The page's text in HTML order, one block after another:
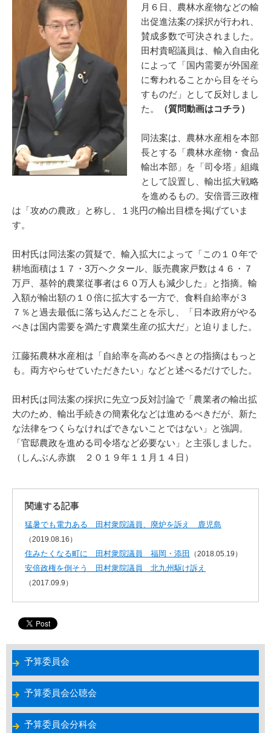
月６日、農林水産物などの輸
出促進法案の採択が行われ、
賛成多数で可決されました。
田村貴昭議員は、輸入自由化
によって「国内需要が外国産
に奪われることから目をそら
すものだ」として反対しまし
た。
（質問動画はコチラ）
同法案は、農林水産相を本部
長とする「農林水産物・食品
輸出本部」を「司令塔」組織
として設置し、輸出拡大戦略
を進めるもの。安倍晋三政権
は「攻めの農政」と称し、１兆円の輸出目標を掲げていま
す。
田村氏は同法案の質疑で、輸入拡大によって「この１０年で
耕地面積は１７・3万ヘクタール、販売農家戸数は４６・７
万戸、基幹的農業従事者は６０万人も減少した」と指摘。輸
入額が輸出額の１０倍に拡大する一方で、食料自給率が３
７％と過去最低に落ち込んだことを示し、「日本政府がやる
べきは国内需要を満たす農業生産の拡大だ」と迫りました。
江藤拓農林水産相は「自給率を高めるべきとの指摘はもっと
も。両方やらせていただきたい」などと述べるだけでした。
田村氏は同法案の採択に先立つ反対討論で「農業者の輸出拡
大のため、輸出手続きの簡素化などは進めるべきだが、新た
な法律をつくらなければできないことではない」と強調。
「官邸農政を進める司令塔など必要ない」と主張しました。
（しんぶん赤旗 ２０１９年１１月１４日）
関連する記事
猛暑でも電力ある 田村衆院議員、廃炉を訴え 鹿児島
（2019.08.16）
住みたくなる町に 田村衆院議員 福岡・添田 （2018.05.19）
安倍政権を倒そう 田村衆院議員 北九州駆け訴え
（2017.09.9）
予算委員会
予算委員会公聴会
予算委員会分科会